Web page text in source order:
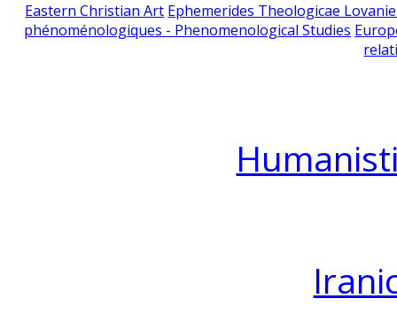
Eastern Christian Art Ephemerides Theologicae
phénoménologiques - Phenomenological Studies